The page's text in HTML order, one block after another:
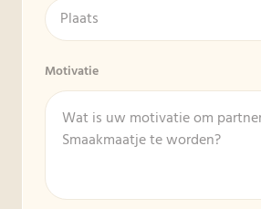
Motivatie